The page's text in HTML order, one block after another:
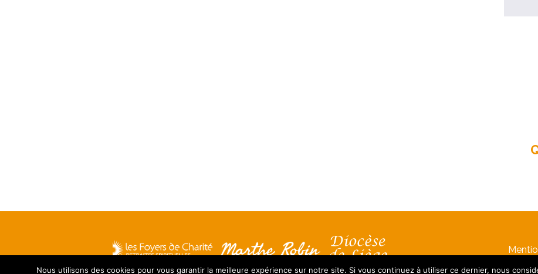
Nous utilisons des cookies pour vous garantir la meilleure expérience sur notre site. Si vous continuez à utiliser ce dernier, nous